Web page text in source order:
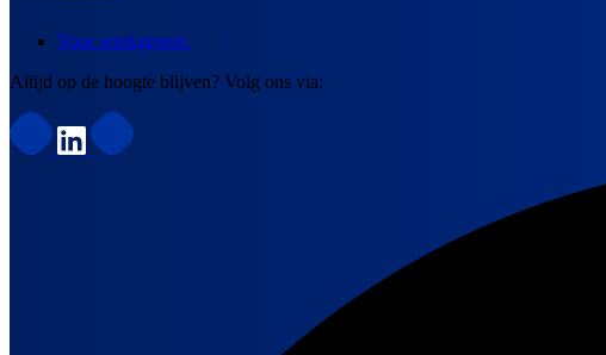
Voor werkgevers
Altijd op de hoogte blijven? Volg ons via: